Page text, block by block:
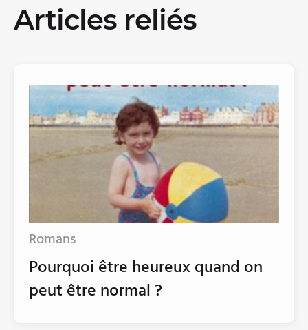
Articles reliés
Romans
Pourquoi être heureux quand on
peut être normal ?